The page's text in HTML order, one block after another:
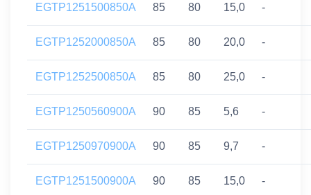
EGTP1251500850A 85 80 15,0 -
EGTP1252000850A 85 80 20,0 -
EGTP1252500850A 85 80 25,0 -
EGTP1250560900A 90 85 5,6 -
EGTP1250970900A 90 85 9,7 -
EGTP1251500900A 90 85 15,0 -